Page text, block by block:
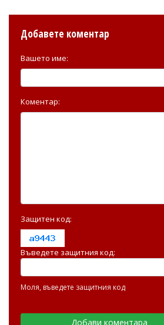
Добавете коментар
Вашето име:
Коментар:
Защитен код:
Въведете защитния код:
Моля, въведете защитния код